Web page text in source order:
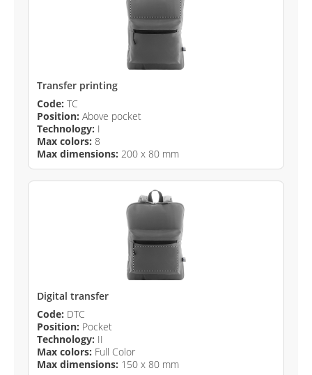
Transfer printing
Code: TC
Position: Above pocket
Technology: I
Max colors: 8
Max dimensions: 200 x 80 mm
Digital transfer
Code: DTC
Position: Pocket
Technology: II
Max colors: Full Color
Max dimensions: 150 x 80 mm